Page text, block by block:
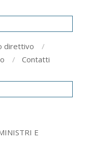
direttivo
Contatti
E